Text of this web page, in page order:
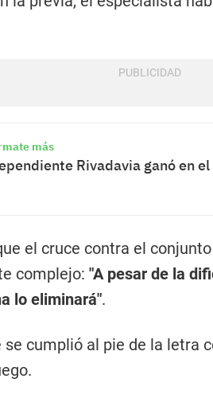
más
Rivadavia ganó en
el cruce contra el
complejo: "A pesar de la
lo eliminará".
se cumplió al pie de la letra